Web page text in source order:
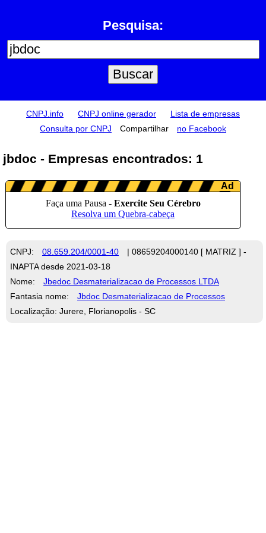
Pesquisa:
CNPJ.info CNPJ online gerador
Lista de empresas
Consulta por CNPJ
Compartilhar no Facebook
jbdoc - Empresas encontrados: 1
CNPJ: 08.659.204/0001-40
| 08659204000140 [ MATRIZ ] -
INAPTA desde 2021-03-18
Nome:
Jbedoc Desmaterializacao de Processos LTDA
Fantasia nome:
Jbdoc Desmaterializacao de Processos
Localização: Jurere, Florianopolis - SC